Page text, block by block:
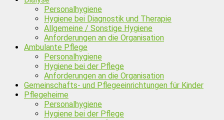
Personalhygiene
Hygiene bei Diagnostik und Therapie
Allgemeine / Sonstige Hygiene
Anforderungen an die Organisation
Ambulante Pflege
Personalhygiene
Hygiene bei der Pflege
Anforderungen an die Organisation
Gemeinschafts- und Pflegeeinrichtungen für Kinder
Pflegeheime
Personalhygiene
Hygiene bei der Pflege